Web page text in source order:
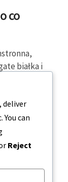
co
białka i
deliver
can
Reject